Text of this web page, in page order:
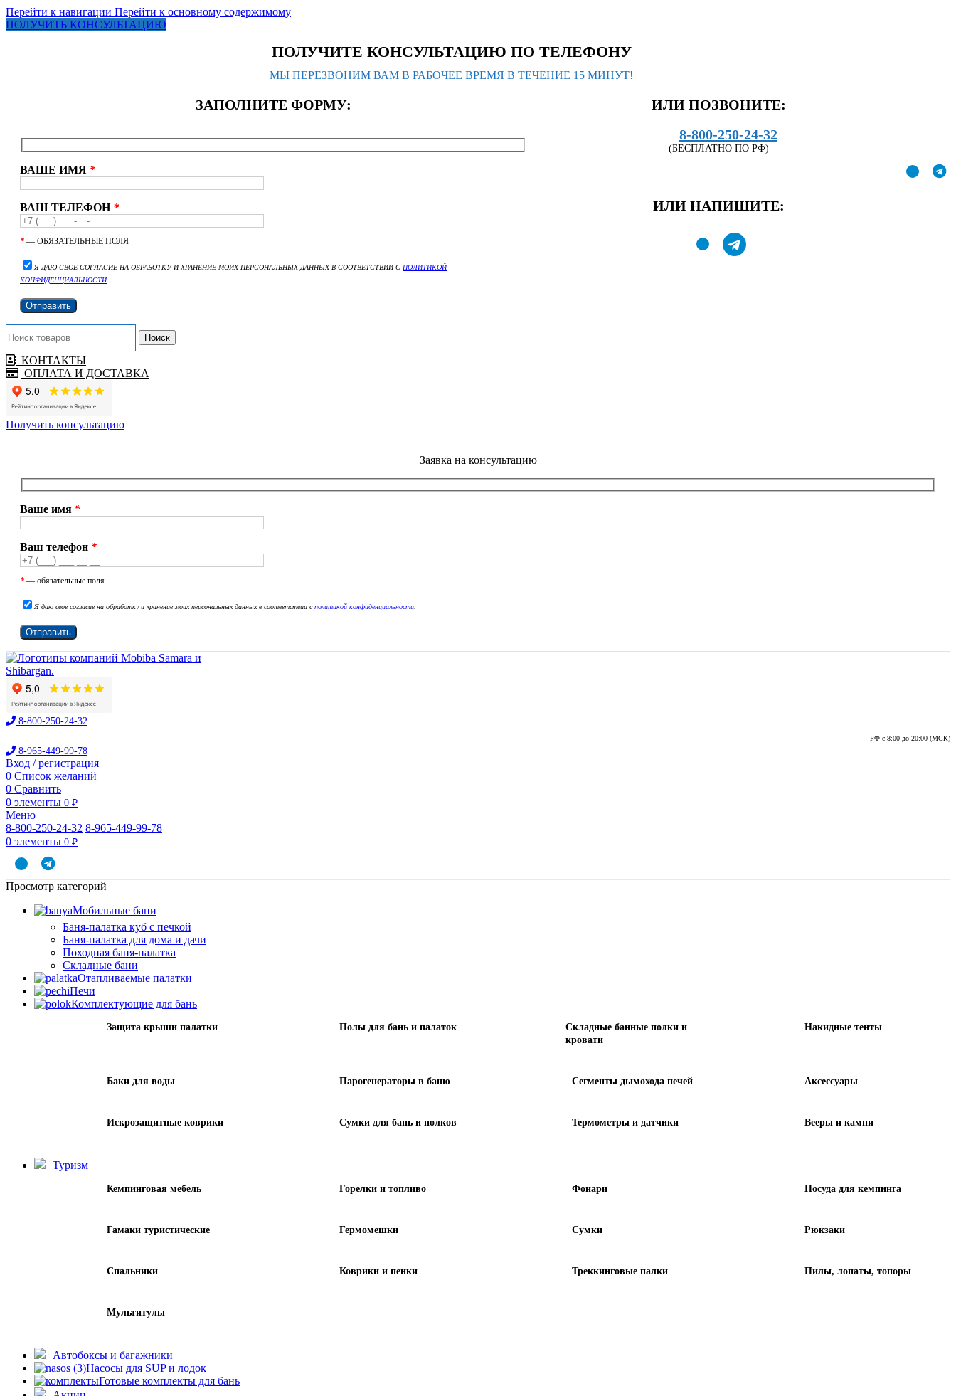
Перейти к навигации Перейти к основному содержимому
ПОЛУЧИТЬ КОНСУЛЬТАЦИЮ
ПОЛУЧИТЕ КОНСУЛЬТАЦИЮ ПО ТЕЛЕФОНУ
МЫ ПЕРЕЗВОНИМ ВАМ В РАБОЧЕЕ ВРЕМЯ В ТЕЧЕНИЕ 15 МИНУТ!
ЗАПОЛНИТЕ ФОРМУ:
ВАШЕ ИМЯ *
ВАШ ТЕЛЕФОН *
* — ОБЯЗАТЕЛЬНЫЕ ПОЛЯ
Я ДАЮ СВОЕ СОГЛАСИЕ НА ОБРАБОТКУ И ХРАНЕНИЕ МОИХ ПЕРСОНАЛЬНЫХ ДАННЫХ В СООТВЕТСТВИИ С ПОЛИТИКОЙ
КОНФИДЕНЦИАЛЬНОСТИ.
ИЛИ ПОЗВОНИТЕ:
8-800-250-24-32
(БЕСПЛАТНО ПО РФ)
ИЛИ НАПИШИТЕ:
Поиск
КОНТАКТЫ
ОПЛАТА И ДОСТАВКА
Получить консультацию
Заявка на консультацию
Ваше имя *
Ваш телефон *
* — обязательные поля
Я даю свое согласие на обработку и хранение моих персональных данных в соответствии сполитикой конфиденциальности
8-800-250-24-32
РФ с 8:00 до 20:00 (МСК)
8-965-449-99-78
Вход / регистрация
0 Список желаний
0 Сравнить
0 элементы 0 ₽
Меню
8-800-250-24-32 8-965-449-99-78
0 элементы 0 ₽
Просмотр категорий
Мобильные бани
Баня-палатка куб с печкой
Баня-палатка для дома и дачи
Походная баня-палатка
Складные бани
Отапливаемые палатки
Печи
Комплектующие для бань
Защита крыши палатки Полы для бань и палаток
Складные банные полки и
кровати
Накидные тенты
Баки для воды Парогенераторы в баню Сегменты дымохода печей Аксессуары
Искрозащитные коврики Сумки для бань и полков Термометры и датчики Вееры и камни
Туризм
Кемпинговая мебель Горелки и топливо Фонари Посуда для кемпинга
Гамаки туристические Гермомешки Сумки Рюкзаки
Спальники Коврики и пенки Треккинговые палки Пилы, лопаты, топоры
Мультитулы
Автобоксы и багажники
Насосы для SUP и лодок
Готовые комплекты для бань